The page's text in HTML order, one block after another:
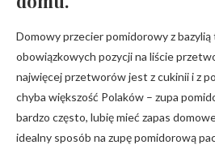
Domowy przecier pomidorowy z bazylią
obowiązkowych pozycji na liście
najwięcej przetworów jest z cukinii i z
chyba większość Polaków – zupa
bardzo często, lubię mieć zapas
idealny sposób na zupę pomidorową